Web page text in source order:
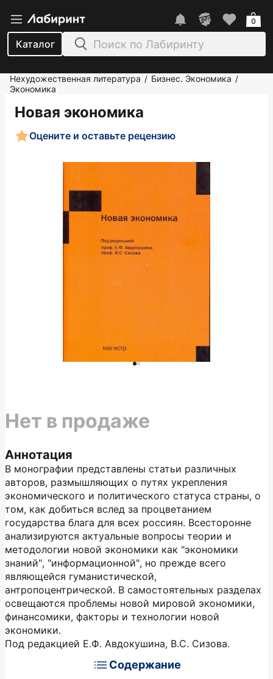
Каталог
0
Нехудожественная литература / Бизнес. Экономика /
Экономика
Новая экономика
Оцените и оставьте рецензию
Аннотация
В монографии представлены статьи различных
авторов, размышляющих о путях укрепления
экономического и политического статуса страны, о
том, как добиться вслед за процветанием
государства блага для всех россиян. Всесторонне
анализируются актуальные вопросы теории и
методологии новой экономики как "экономики
знаний", "информационной", но прежде всего
являющейся гуманистической,
антропоцентрической. В самостоятельных разделах
освещаются проблемы новой мировой экономики,
финансомики, факторы и технологии новой
экономики.
Под редакцией Е.Ф. Авдокушина, В.С. Сизова.
Содержание
Нет в продаже